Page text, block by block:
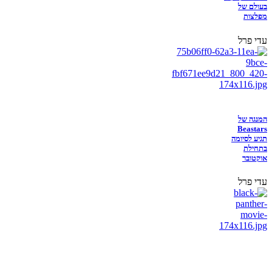
בעולם של
מפלצות
עדי פרל
המנגה של
Beastars
תגיע לסיומה
בתחילת
אוקטובר
עדי פרל